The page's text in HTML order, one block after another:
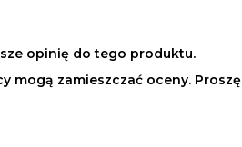
opinię do tego produktu.
mogą zamieszczać oceny. Proszę